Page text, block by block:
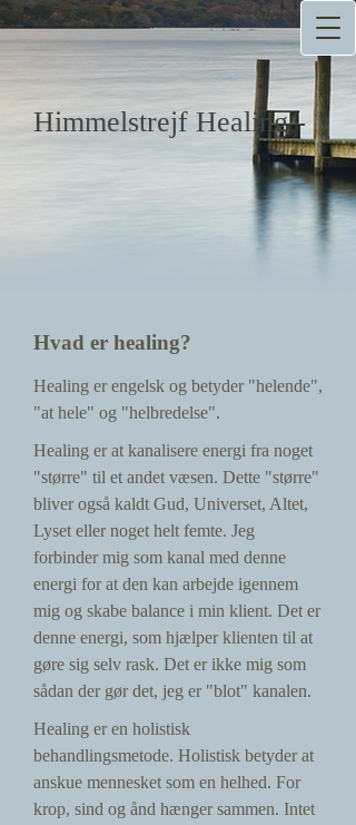
Himmelstrejf Healing
Hvad er healing?
Healing er engelsk og betyder "helende",
"at hele" og "helbredelse".
Healing er at kanalisere energi fra noget
"større" til et andet væsen. Dette "større"
bliver også kaldt Gud, Universet, Altet,
Lyset eller noget helt femte. Jeg
forbinder mig som kanal med denne
energi for at den kan arbejde igennem
mig og skabe balance i min klient. Det er
denne energi, som hjælper klienten til at
gøre sig selv rask. Det er ikke mig som
sådan der gør det, jeg er "blot" kanalen.
Healing er en holistisk
behandlingsmetode. Holistisk betyder at
anskue mennesket som en helhed. For
krop, sind og ånd hænger sammen. Intet